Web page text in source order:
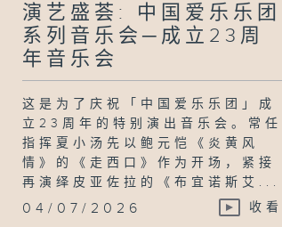
演艺盛荟: 中国爱乐乐团
系列音乐会─成立23周
年音乐会
这是为了庆祝「中国爱乐乐团」成
立23周年的特别演出音乐会。常任
指挥夏小汤先以鲍元恺《炎黄风
情》的《走西口》作为开场，紧接
再演绎皮亚佐拉的《布宜诺斯艾...
04/07/2026 收看